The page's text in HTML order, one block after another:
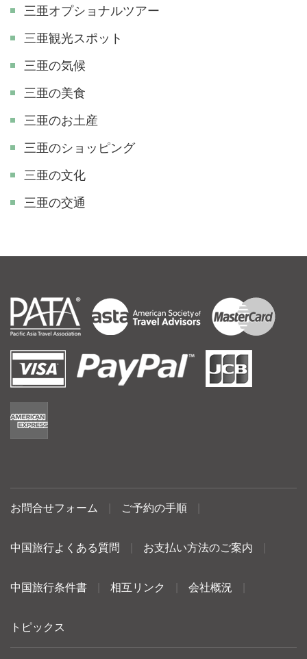
三亜オプショナルツアー
三亜観光スポット
三亜の気候
三亜の美食
三亜のお土産
三亜のショッピング
三亜の文化
三亜の交通
お問合せフォーム ご予約の手順
中国旅行よくある質問 お支払い方法のご案内
中国旅行条件書 相互リンク 会社概況
トピックス